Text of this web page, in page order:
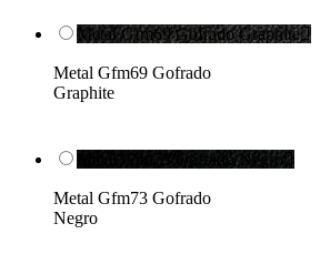
Metal Gfm69 Gofrado Graphite
Metal Gfm69 Gofrado
Graphite
Metal Gfm73 Gofrado Negro
Metal Gfm73 Gofrado
Negro